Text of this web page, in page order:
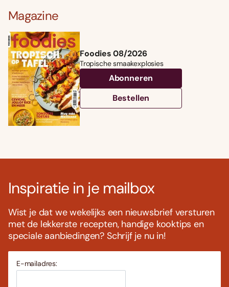
Foodies 08/2026
Tropische smaakexplosies
Magazine
Foodies 08/2026
Tropische smaakexplosies
Abonneren
Bestellen
Inspiratie in je mailbox
Wist je dat we wekelijks een nieuwsbrief versturen
met de lekkerste recepten, handige kooktips en
speciale aanbiedingen? Schrijf je nu in!
E-mailadres: